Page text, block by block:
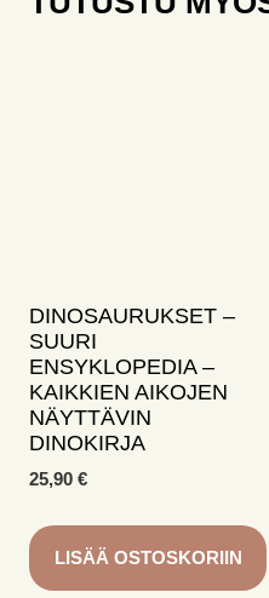
DINOSAURUKSET –
SUURI
ENSYKLOPEDIA –
KAIKKIEN AIKOJEN
NÄYTTÄVIN
DINOKIRJA
25,90 €
LISÄÄ OSTOSKORIIN